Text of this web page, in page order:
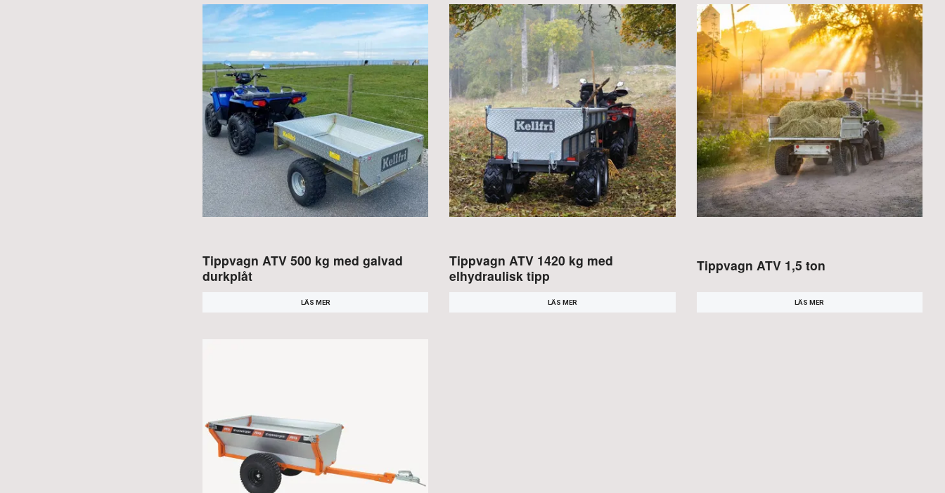
Tippvagn ATV 500 kg med galvad
durkplåt
LÄS MER
Tippvagn ATV 1420 kg med
elhydraulisk tipp
LÄS MER
Tippvagn ATV 1,5 ton
LÄS MER